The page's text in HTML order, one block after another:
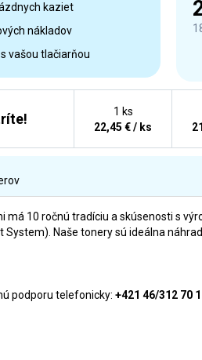
kaziet
nákladov
s vašou tlačiarňou
1 ks
22,45 € / ks
má 10 ročnú tradíciu a skúsenosti s
Naše tonery sú ideálna
podporu telefonicky: +421 46/312 70